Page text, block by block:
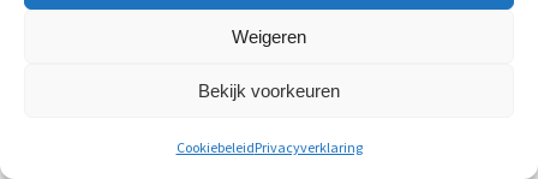
Weigeren
Bekijk voorkeuren
CookiebeleidPrivacyverklaring
afhandelen. Een timmerman uit ons netwerk is u
graag van dienst bij een verbouwing of ander